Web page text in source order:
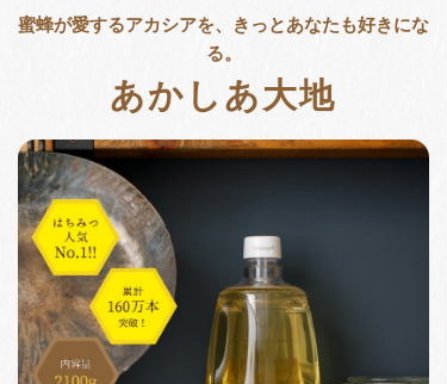
蜜蜂が愛するアカシアを、きっとあなたも好きにな
る。
あかしあ大地